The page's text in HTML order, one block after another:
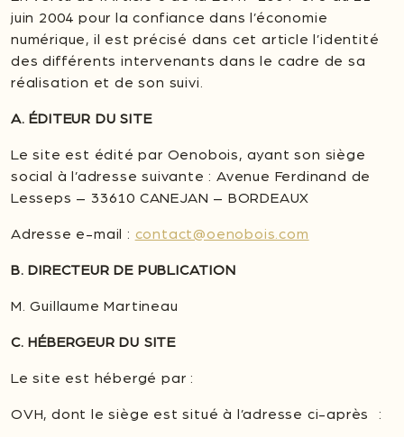
juin 2004 pour la confiance dans l’économie
numérique, il est précisé dans cet article l’identité
des différents intervenants dans le cadre de sa
réalisation et de son suivi.
A. ÉDITEUR DU SITE
Le site est édité par Oenobois, ayant son siège
social à l’adresse suivante : Avenue Ferdinand de
Lesseps – 33610 CANEJAN – BORDEAUX
Adresse e-mail : contact@oenobois.com
B. DIRECTEUR DE PUBLICATION
M. Guillaume Martineau
C. HÉBERGEUR DU SITE
Le site est hébergé par :
OVH, dont le siège est situé à l’adresse ci-après :